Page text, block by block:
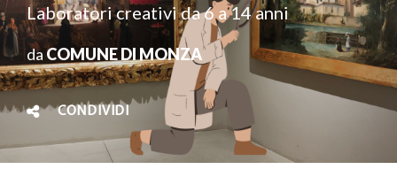
Laboratori creativi da 6 a 14 anni
daCOMUNE DI MONZA
CONDIVIDI